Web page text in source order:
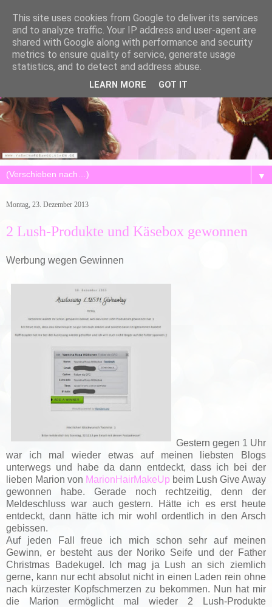
▼
Montag, 23. Dezember 2013
2 Lush-Produkte und Käsebox gewonnen
Werbung wegen Gewinnen
Gestern gegen 1 Uhr
war ich mal wieder etwas auf meinen liebsten Blogs
unterwegs und habe da dann entdeckt, dass ich bei der
lieben Marion von MarionHairMakeUp beim Lush Give Away
gewonnen habe. Gerade noch rechtzeitig, denn der
Meldeschluss war auch gestern. Hätte ich es erst heute
entdeckt, dann hätte ich mir wohl ordentlich in den Arsch
gebissen.
Auf jeden Fall freue ich mich schon sehr auf meinen
Gewinn, er besteht aus der Noriko Seife und der Father
Christmas Badekugel. Ich mag ja Lush an sich ziemlich
gerne, kann nur echt absolut nicht in einen Laden rein ohne
nach kürzester Kopfschmerzen zu bekommen. Nun hat mir
die Marion ermöglicht mal wieder 2 Lush-Produkte
This site uses cookies from Google to deliver its services
and to analyze traffic. Your IP address and user-agent are
shared with Google along with performance and security
metrics to ensure quality of service, generate usage
statistics, and to detect and address abuse.
LEARN MORE GOT IT